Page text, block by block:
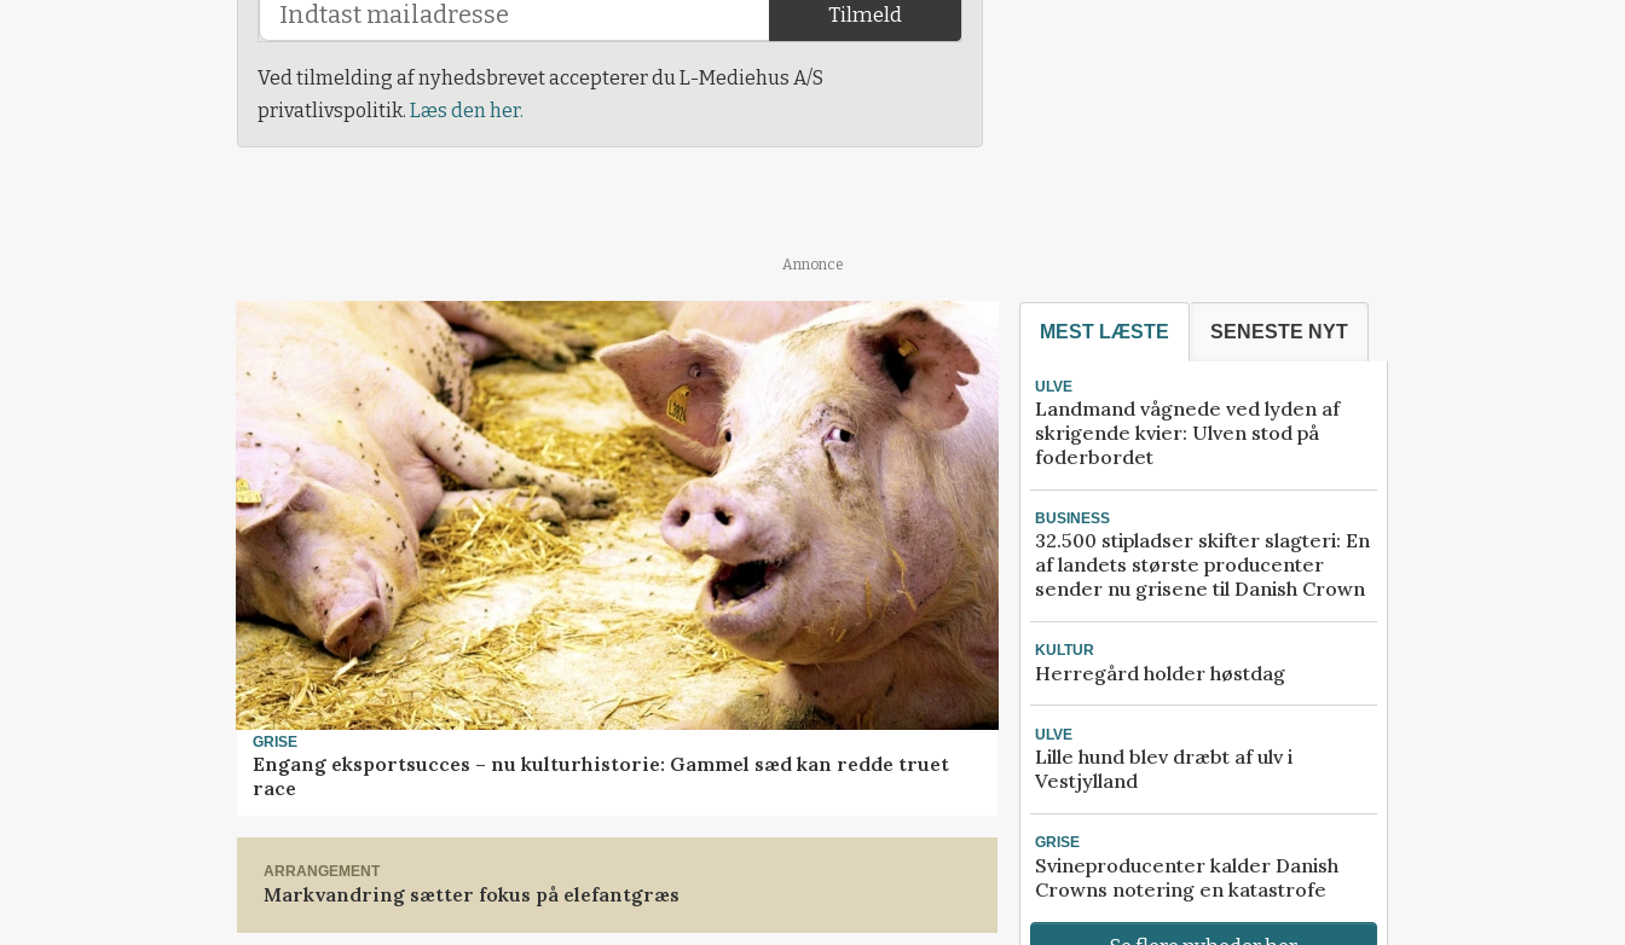
Tilmeld
Ved tilmelding af nyhedsbrevet accepterer du L-Mediehus A/S
privatlivspolitik. Læs den her.
Annonce
GRISE
Engang eksportsucces – nu kulturhistorie: Gammel sæd kan redde truet
race
ARRANGEMENT
Markvandring sætter fokus på elefantgræs
MEST LÆSTE SENESTE NYT
ULVE
Landmand vågnede ved lyden af
skrigende kvier: Ulven stod på
foderbordet
BUSINESS
32.500 stipladser skifter slagteri: En
af landets største producenter
sender nu grisene til Danish Crown
KULTUR
Herregård holder høstdag
ULVE
Lille hund blev dræbt af ulv i
Vestjylland
GRISE
Svineproducenter kalder Danish
Crowns notering en katastrofe